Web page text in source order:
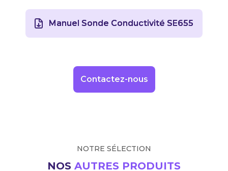
Manuel Sonde Conductivité SE655
Contactez-nous
NOTRE SÉLECTION
NOS AUTRES PRODUITS